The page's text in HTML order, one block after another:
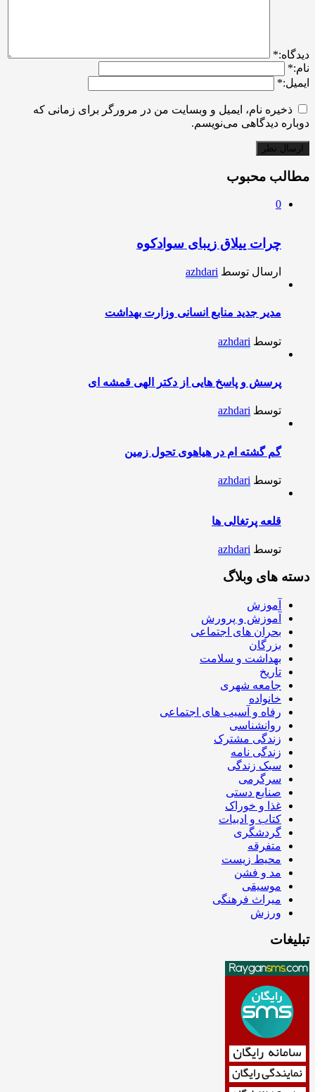
ديدگاه:*
نام:*
ایمیل:*
ذخیره نام، ایمیل و وبسایت من در مرورگر برای زمانی که
دوباره دیدگاهی می‌نویسم.
مطالب محبوب
0
چرات ییلاق زیبای سوادکوه
ارسال توسط azhdari
مدیر جدید منابع انسانی وزارت بهداشت
توسط azhdari
پرسش و پاسخ هایی از دکتر الهی قمشه ای
توسط azhdari
گم گشته ام در هیاهوی تحول زمین
توسط azhdari
قلعه پرتغالی ها
توسط azhdari
دسته های وبلاگ
آموزش
آموزش و پرورش
بحران های اجتماعی
بزرگان
بهداشت و سلامت
تاریخ
جامعه شهری
خانواده
رفاه و آسیب های اجتماعی
روانشناسی
زندگی مشترک
زندگی نامه
سبک زندگی
سرگرمی
صنایع دستی
غذا و خوراک
کتاب و ادبیات
گردشگری
متفرقه
محیط زیست
مد و فشن
موسیقی
میراث فرهنگی
ورزش
تبلیغات